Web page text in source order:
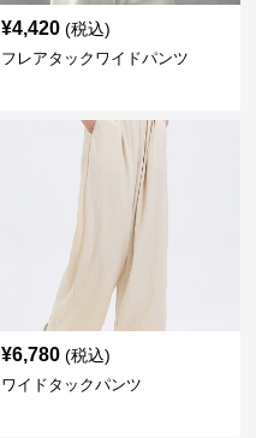
¥4,420 (税込)
フレアタックワイドパンツ
¥6,780 (税込)
ワイドタックパンツ